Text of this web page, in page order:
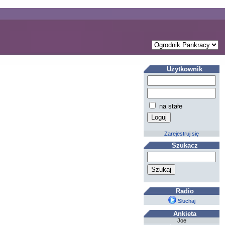
Użytkownik
na stałe
Zarejestruj się
Szukacz
Radio
Słuchaj
Ankieta
Joe